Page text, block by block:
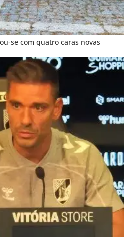
se com quatro caras novas